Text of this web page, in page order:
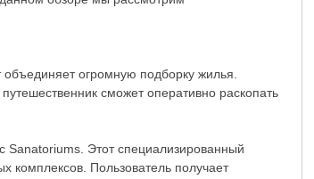
огромную подборку жилья.
сможет оперативно раскопать
Этот специализированный
комплексов. Пользователь получает